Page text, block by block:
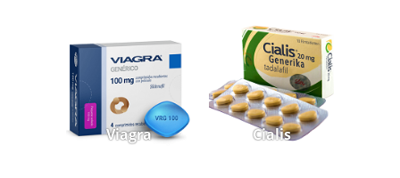
Viagra Cialis